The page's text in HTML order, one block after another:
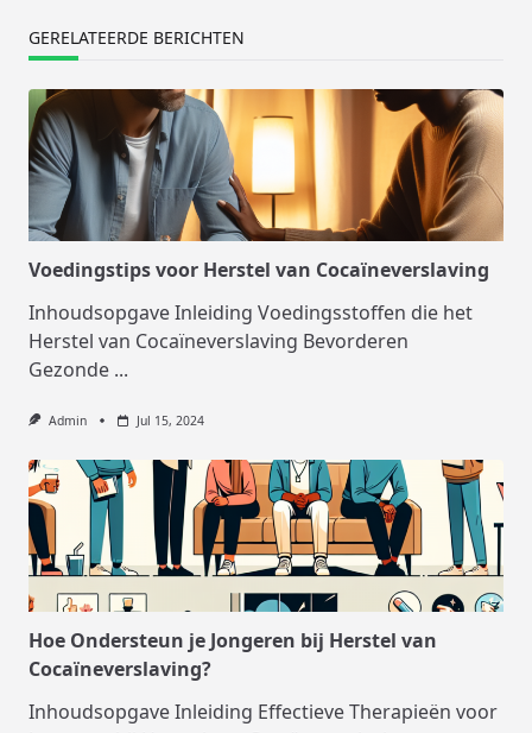
GERELATEERDE BERICHTEN
Voedingstips voor Herstel van Cocaïneverslaving
Inhoudsopgave Inleiding Voedingsstoffen die het
Herstel van Cocaïneverslaving Bevorderen
Gezonde ...
Admin Jul 15, 2024
Hoe Ondersteun je Jongeren bij Herstel van
Cocaïneverslaving?
Inhoudsopgave Inleiding Effectieve Therapieën voor